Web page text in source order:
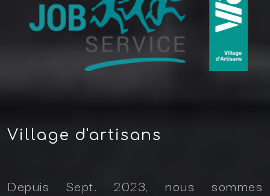
Village d'artisans
Depuis Sept. 2023, nous sommes